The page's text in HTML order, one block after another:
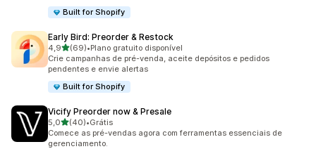
Built for Shopify
Early Bird: Preorder & Restock
4,9de 5 estrelas
(69)
69 avaliações ao todo
•Plano gratuito disponível
Crie campanhas de pré-venda, aceite depósitos e pedidos
pendentes e envie alertas
Built for Shopify
Vicify Preorder now & Presale
5,0de 5 estrelas
(40)
40 avaliações ao todo
•Grátis
Comece as pré-vendas agora com ferramentas essenciais de
gerenciamento.